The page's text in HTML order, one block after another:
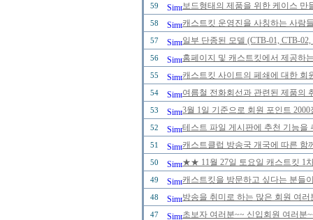
59 보드형태의 제품을 위한 케이스 만
58 캐스트킷 운영진을 사칭하는 사람
57 일부 단종된 모델 (CTB-01, CTB-
56 홈페이지 및 캐스트킷에서 제공하
55 캐스트킷 사이트의 페쇄에 대한
54 여름철 전화회선과 관련된 제품의
53 3월 1일 기준으로 회원 포인트
52 테스트 파일 게시판에 추천 기능
51 캐스트클럽 방송국 개국에 따른
50 ★★ 11월 27일 토요일 캐스트킷
49 캐스트킷을 방문하고 싶다는 분들
48 방송을 취미로 하는 많은 회원 여
47 초보자 여러분~~ 신입회원 여러